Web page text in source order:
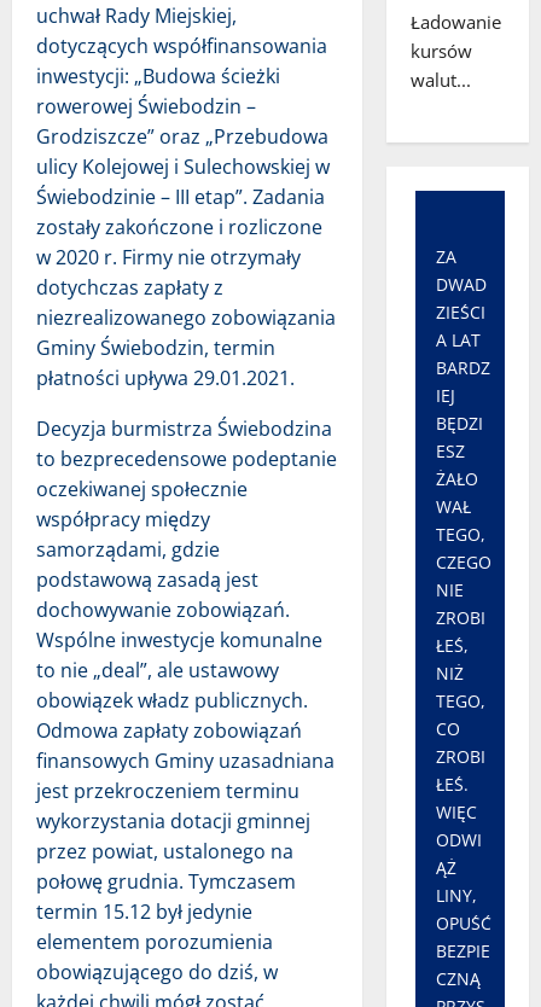
uchwał Rady Miejskiej,
dotyczących współfinansowania
inwestycji: „Budowa ścieżki
rowerowej Świebodzin –
Grodziszcze” oraz „Przebudowa
ulicy Kolejowej i Sulechowskiej w
Świebodzinie – III etap”. Zadania
zostały zakończone i rozliczone
w 2020 r. Firmy nie otrzymały
dotychczas zapłaty z
niezrealizowanego zobowiązania
Gminy Świebodzin, termin
płatności upływa 29.01.2021.
Decyzja burmistrza Świebodzina
to bezprecedensowe podeptanie
oczekiwanej społecznie
współpracy między
samorządami, gdzie
podstawową zasadą jest
dochowywanie zobowiązań.
Wspólne inwestycje komunalne
to nie „deal”, ale ustawowy
obowiązek władz publicznych.
Odmowa zapłaty zobowiązań
finansowych Gminy uzasadniana
jest przekroczeniem terminu
wykorzystania dotacji gminnej
przez powiat, ustalonego na
połowę grudnia. Tymczasem
termin 15.12 był jedynie
elementem porozumienia
obowiązującego do dziś, w
Ładowanie
kursów
walut...
ZA
DWAD
ZIEŚCI
A LAT
BARDZ
IEJ
BĘDZI
ESZ
ŻAŁO
WAŁ
TEGO,
CZEGO
NIE
ZROBI
ŁEŚ,
NIŻ
TEGO,
CO
ZROBI
ŁEŚ.
WIĘC
ODWI
ĄŻ
LINY,
OPUŚĆ
BEZPIE
CZNĄ